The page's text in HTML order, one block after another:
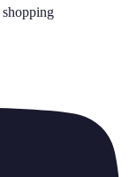
shopping